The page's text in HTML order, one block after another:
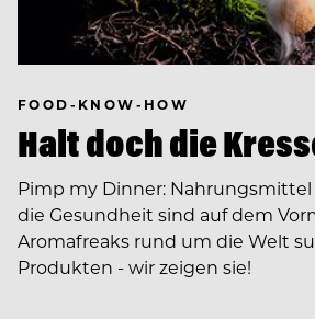
FOOD-KNOW-HOW
Halt doch die
Pimp my Dinner:
die Gesundheit sind auf dem
Aromafreaks rund um die Welt
Produkten - wir zeigen sie!